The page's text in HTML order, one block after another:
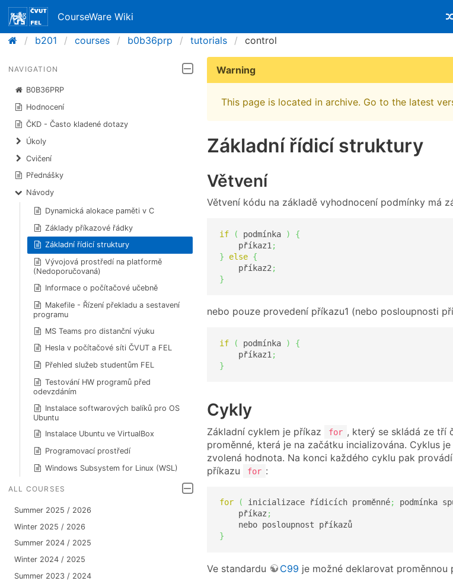
CourseWare Wiki
b201
courses b0b36prp tutorials control
NAVIGATION
B0B36PRP
Hodnocení
ČKD - Často kladené dotazy
Úkoly
Cvičení
Přednášky
Návody
Dynamická alokace paměti v C
Základy příkazové řádky
Základní řídicí struktury
Vývojová prostředí na platformě
(Nedoporučovaná)
Informace o počítačové učebně
Makefile - Řízení překladu a sestavení
programu
MS Teams pro distanční výuku
Hesla v počítačové síti ČVUT a FEL
Přehled služeb studentům FEL
Testování HW programů před
odevzdáním
Instalace softwarových balíků pro OS
Ubuntu
Instalace Ubuntu ve VirtualBox
Programovací prostředí
Windows Subsystem for Linux (WSL)
ALL COURSES
Summer 2025 / 2026
Winter 2025 / 2026
Summer 2024 / 2025
Winter 2024 / 2025
Summer 2023 / 2024
Warning
This page is located in archive. Go to the latest
Základní řídicí struktury
Větvení
Větvení kódu na základě vyhodnocení podmínky má
if ( podmínka )
{
    příkaz1
;
}
else {
    příkaz2
;
}
nebo pouze provedení příkazu1 (nebo posloupnosti
if ( podmínka )
{
    příkaz1
;
}
Cykly
Základní cyklem je příkaz for , který se skládá ze tří
proměnné, která je na začátku incializována. Cyklus
zvolená hodnota. Na konci každého cyklu pak
příkazu
for :
for ( inicializace řídicích proměnné; podmínka
    příkaz
;
}
Ve standardu C99 je možné deklarovat